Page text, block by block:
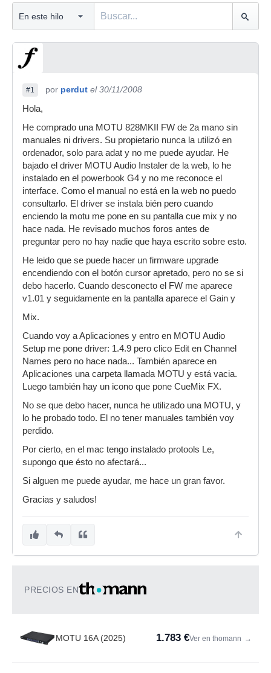
#1 por perdut el 30/11/2008
Hola,
He comprado una MOTU 828MKII FW de 2a mano sin
manuales ni drivers. Su propietario nunca la utilizó en
ordenador, solo para adat y no me puede ayudar. He
bajado el driver MOTU Audio Instaler de la web, lo he
instalado en el powerbook G4 y no me reconoce el
interface. Como el manual no está en la web no puedo
consultarlo. El driver se instala bién pero cuando
enciendo la motu me pone en su pantalla cue mix y no
hace nada. He revisado muchos foros antes de
preguntar pero no hay nadie que haya escrito sobre esto.
He leido que se puede hacer un firmware upgrade
encendiendo con el botón cursor apretado, pero no se si
debo hacerlo. Cuando desconecto el FW me aparece
v1.01 y seguidamente en la pantalla aparece el Gain y
Mix.
Cuando voy a Aplicaciones y entro en MOTU Audio
Setup me pone driver: 1.4.9 pero clico Edit en Channel
Names pero no hace nada... También aparece en
Aplicaciones una carpeta llamada MOTU y está vacia.
Luego también hay un icono que pone CueMix FX.
No se que debo hacer, nunca he utilizado una MOTU, y
lo he probado todo. El no tener manuales también voy
perdido.
Por cierto, en el mac tengo instalado protools Le,
supongo que ésto no afectará...
Si alguen me puede ayudar, me hace un gran favor.
Gracias y saludos!
PRECIOS EN
MOTU 16A (2025) 1.783 €Ver en thomann →